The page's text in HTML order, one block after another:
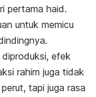
pertama haid.
untuk memicu
efek
rahim juga tidak
tapi juga rasa